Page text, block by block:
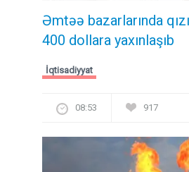
Əmtəə bazarlarında
400 dollara yaxınlaşıb
İqtisadiyyat
08:53 917